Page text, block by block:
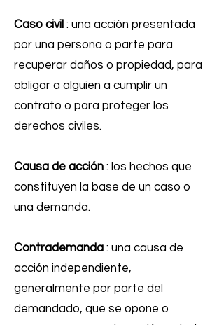
Caso civil : una acción presentada
por una persona o parte para
recuperar daños o propiedad, para
obligar a alguien a cumplir un
contrato o para proteger los
derechos civiles.
Causa de acción : los hechos que
constituyen la base de un caso o
una demanda.
Contrademanda : una causa de
acción independiente,
generalmente por parte del
demandado, que se opone o